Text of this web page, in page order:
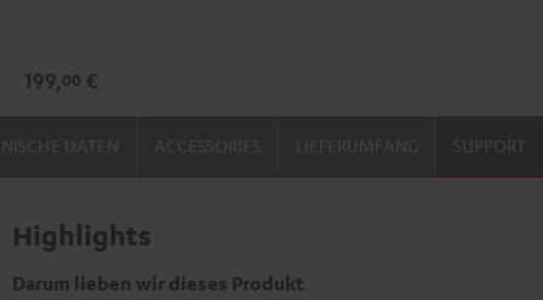
199,00 €
SUPPORT
Highlights
Darum lieben wir dieses Produkt